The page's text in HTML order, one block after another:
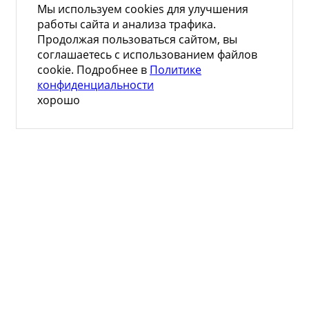
Мы используем cookies для улучшения
работы сайта и анализа трафика.
Продолжая пользоваться сайтом, вы
соглашаетесь с использованием файлов
cookie. Подробнее в Политике
конфиденциальности
хорошо